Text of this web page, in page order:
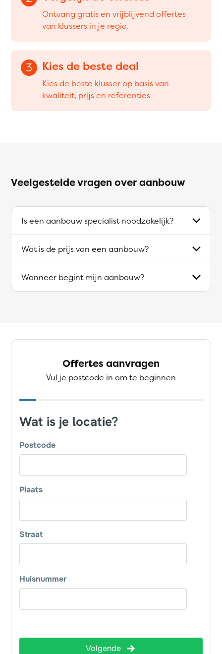
Ontvang gratis en vrijblijvend offertes
van klussers in je regio.
3 Kies de beste deal
Kies de beste klusser op basis van
kwaliteit, prijs en referenties
Veelgestelde vragen over aanbouw
Is een aanbouw specialist noodzakelijk?
Wat is de prijs van een aanbouw?
Wanneer begint mijn aanbouw?
Offertes aanvragen
Vul je postcode in om te beginnen